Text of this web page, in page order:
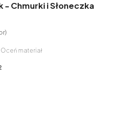
- Chmurki i Słoneczka
Oceń materiał